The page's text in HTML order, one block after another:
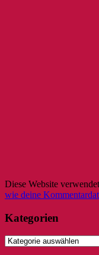
Diese Website
wie deine
Kategorien
Kategorien